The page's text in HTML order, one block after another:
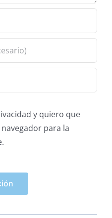
y quiero que
para la